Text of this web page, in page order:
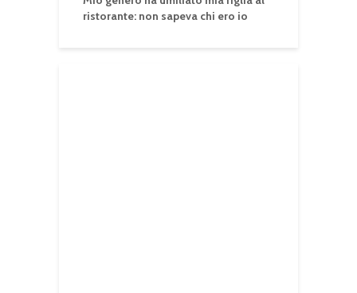
ristorante: non sapeva chi ero io